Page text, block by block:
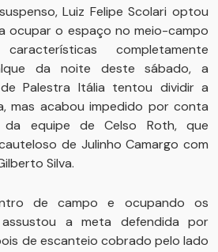
Luiz Felipe Scolari optou
ocupar o espaço no meio-campo
completamente
da noite deste sábado, a
Palestra Itália tentou dividir a
mas acabou impedido por conta
equipe de Celso Roth, que
de Julinho Camargo com
Silva.
de campo e ocupando os
a meta defendida por
de escanteio cobrado pelo lado